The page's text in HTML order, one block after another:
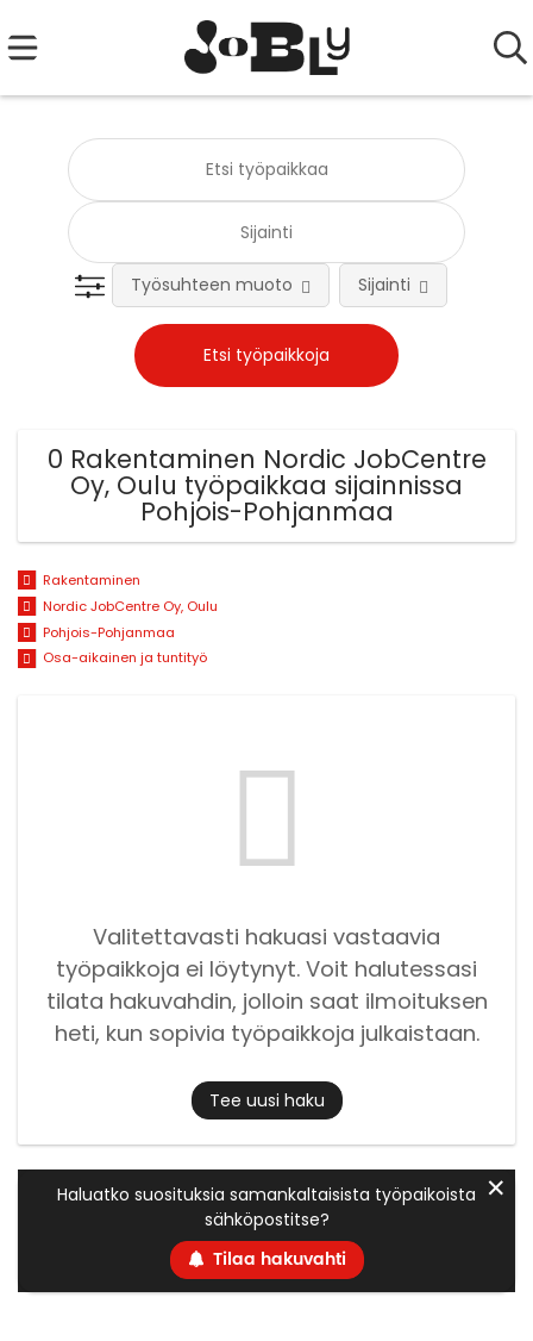
Työsuhteen muoto Sijainti
0 Rakentaminen Nordic JobCentre
Oy, Oulu työpaikkaa sijainnissa
Pohjois-Pohjanmaa
Rakentaminen
Nordic JobCentre Oy, Oulu
Pohjois-Pohjanmaa
Osa-aikainen ja tuntityö
Valitettavasti hakuasi vastaavia
työpaikkoja ei löytynyt. Voit halutessasi
tilata hakuvahdin, jolloin saat ilmoituksen
heti, kun sopivia työpaikkoja julkaistaan.
Tee uusi haku
Haluatko suosituksia samankaltaisista työpaikoista
sähköpostitse?
Tilaa hakuvahti
✕